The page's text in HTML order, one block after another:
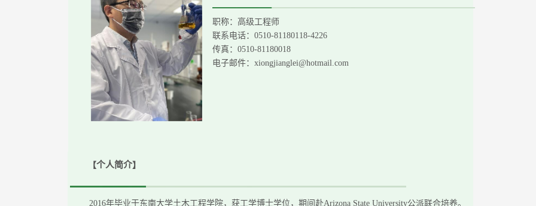
职称：高级工程师
联系电话： 0510-81180118-4226
传真： 0510-81180018
电子邮件： xiongjianglei@hotmail.com
【个人简介】
2016年毕业于东南大学土木工程学院，获工学博士学位，期间 赴Arizona State University公派联合培养。